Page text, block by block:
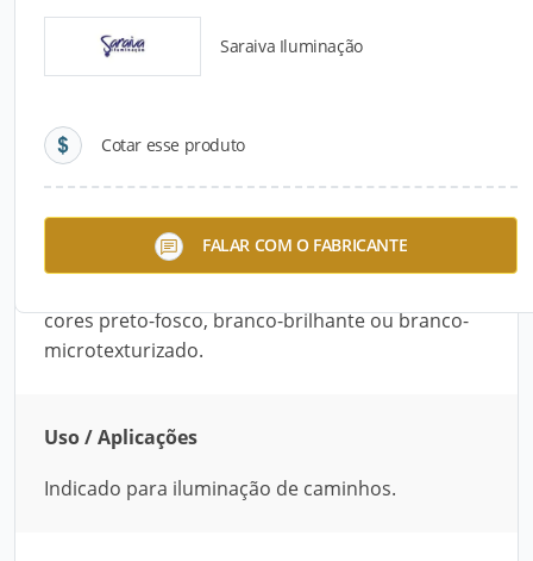
Saraiva Iluminação
Cotar esse produto
FALAR COM O FABRICANTE
Detalhes do produto
Descrição do Produto
O Jardim Balizador – 805 é recomendado para
iluminação de caminhos. Fabricado com alumínio
cores preto-fosco, branco-brilhante ou branco-
microtexturizado.
Uso / Aplicações
Indicado para iluminação de caminhos.